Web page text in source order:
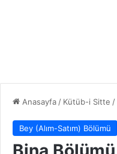
Anasayfa/ Kütüb-i Sitte /
Bey (Alım-Satım) Bölümü